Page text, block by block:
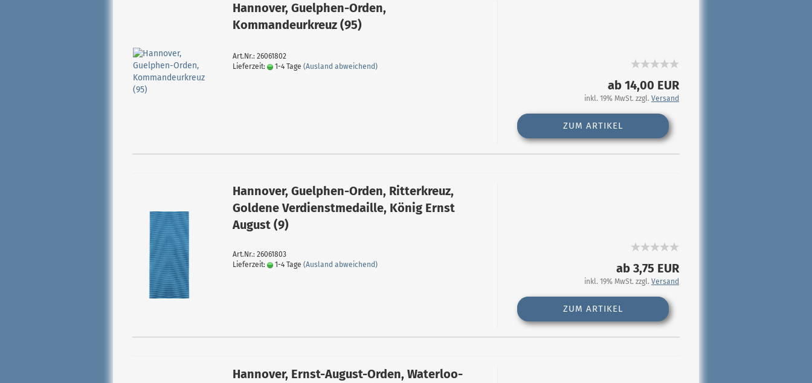
Hannover, Guelphen-Orden,
Kommandeurkreuz (95)
Art.Nr.: 26061802
Lieferzeit:
1-4 Tage (Ausland abweichend)
ab 14,00 EUR
inkl. 19% MwSt. zzgl. Versand
ZUM ARTIKEL
Hannover, Guelphen-Orden, Ritterkreuz,
Goldene Verdienstmedaille, König Ernst
August (9)
Art.Nr.: 26061803
Lieferzeit:
1-4 Tage (Ausland abweichend) ab 3,75 EUR
inkl. 19% MwSt. zzgl. Versand
ZUM ARTIKEL
Hannover, Ernst-August-Orden, Waterloo-